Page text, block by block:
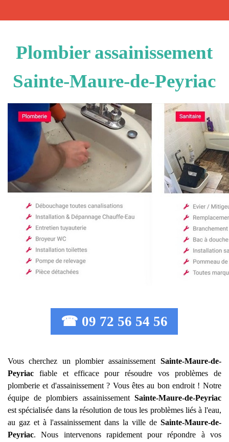
Plombier assainissement
Sainte-Maure-de-Peyriac
☎ 09 72 56 54 56
Vous cherchez un plombier assainissement Sainte-Maure-de-
Peyriac fiable et efficace pour résoudre vos problèmes de
plomberie et d'assainissement ? Vous êtes au bon endroit ! Notre
équipe de plombiers assainissement Sainte-Maure-de-Peyriac
est spécialisée dans la résolution de tous les problèmes liés à l'eau,
au gaz et à l'assainissement dans la ville de Sainte-Maure-de-
Peyriac. Nous intervenons rapidement pour répondre à vos